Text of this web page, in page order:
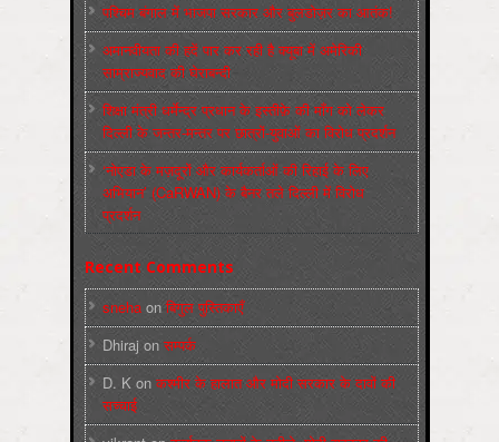
पश्चिम बंगाल में भाजपा सरकार और बुलडोज़र का आतंक!
अमानवीयता की हदें पार कर रही है क्यूबा में अमेरिकी
साम्राज्यवाद की घेराबन्दी
शिक्षा मंत्री धर्मेन्द्र प्रधान के इस्तीफ़े की माँग को लेकर
दिल्ली के जन्तर-मन्तर पर छात्रों-युवाओं का विरोध प्रदर्शन
‘नोएडा के मज़दूरों और कार्यकर्ताओं की रिहाई के लिए
अभियान’ (CaRWAN) के बैनर तले दिल्ली में विरोध
प्रदर्शन
Recent Comments
sneha on बिगुल पुस्तिकाएँ
Dhiraj on सम्पर्क
D. K on कश्मीर के हालात और मोदी सरकार के दावों की
सच्चाई